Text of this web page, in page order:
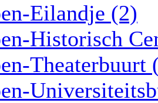
Eilandje (2)
Historisch
Theaterbuurt